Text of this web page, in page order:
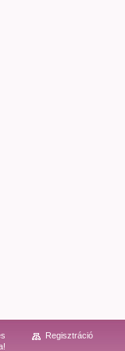
Regisztráció